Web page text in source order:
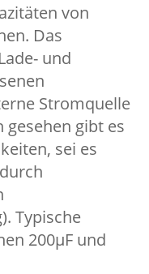
von
Das
und
Stromquelle
gibt es
sei es
Typische
200µF und